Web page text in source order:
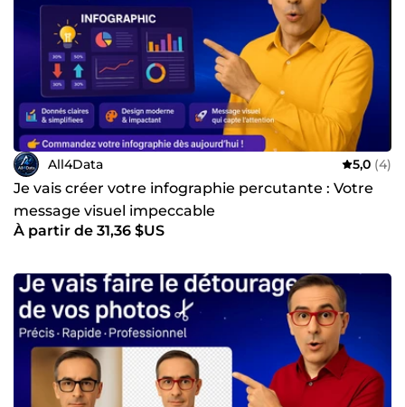
All4Data 5,0 (4)
Je vais créer votre infographie percutante : Votre
message visuel impeccable
À partir de 31,36 $US